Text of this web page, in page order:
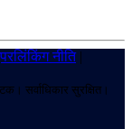
नीति|
सर्वाधिकार सुरक्षित।